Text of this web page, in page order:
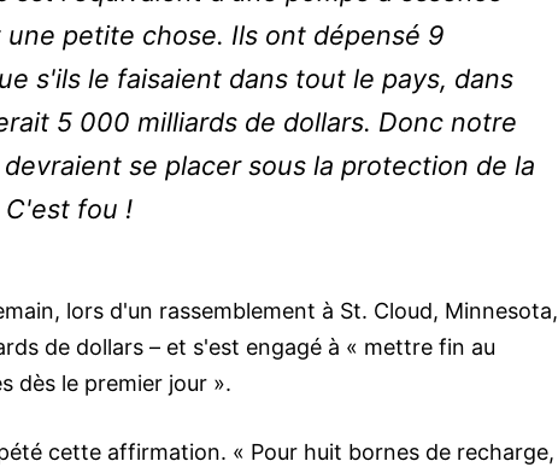
petite chose. Ils ont dépensé 9
s'ils le faisaient dans tout le pays, dans
5 000 milliards de dollars. Donc notre
se placer sous la protection de la
fou !
lors d'un rassemblement à St. Cloud, Minnesota,
de dollars – et s'est engagé à « mettre fin au
dès le premier jour ».
cette affirmation. « Pour huit bornes de recharge,